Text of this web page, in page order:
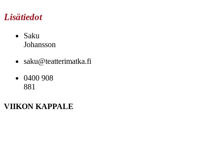
Lisätiedot
Saku
Johansson
saku@teatterimatka.fi
0400 908
881
VIIKON KAPPALE